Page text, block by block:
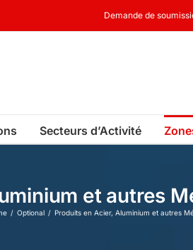
Demande de
Secteurs d’Activité
et autres
Optional Produits en Acier, Aluminium et autres